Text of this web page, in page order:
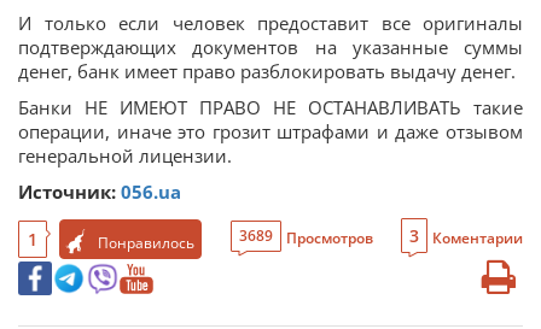
И только если человек предоставит все оригиналы
подтверждающих документов на указанные суммы
денег, банк имеет право разблокировать выдачу денег.
Банки НЕ ИМЕЮТ ПРАВО НЕ ОСТАНАВЛИВАТЬ такие
операции, иначе это грозит штрафами и даже отзывом
генеральной лицензии.
Источник: 056.ua
1 Понравилось 3689 Просмотров 3 Коментарии